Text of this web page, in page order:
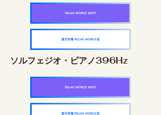
RELAX WORLD SHOP
楽天市場 RELAX WORLD店
ソルフェジオ・ピアノ396Hz
RELAX WORLD SHOP
楽天市場 RELAX WORLD店